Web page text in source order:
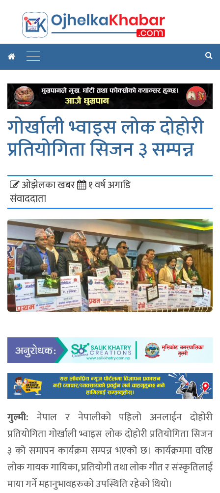
गोर्खाली भ्वाइस लोक दोहोरी
प्रतियोगिता सिजन ३ सम्पन्न
ओझेलका खबर
संवाददाता
१ वर्ष अगाडि
गुल्मी: नेपाल र नेपालीको पहिलो अनलाईन दोहोरी
प्रतियोगिता गोर्खाली भ्वाइस लोक दोहोरी प्रतियोगिता सिजन
३ को समापन कार्यक्रम सम्पन्न भएको छ। कार्यक्रममा वरिष्ठ
लोक गायक गायिका, प्रतियोगी तथा लोक गीत र संस्कृतिलाई
माया गर्ने महानुभावहरुको उपस्थिति रहेको थियो।